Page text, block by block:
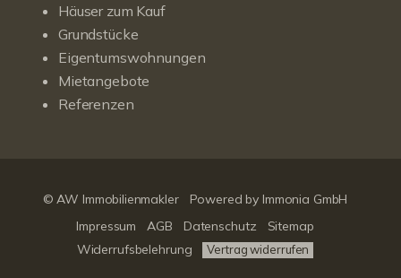
Häuser zum Kauf
Grundstücke
Eigentumswohnungen
Mietangebote
Referenzen
© AW Immobilienmakler
Powered by Immonia GmbH
Impressum
AGB Datenschutz
Sitemap
Widerrufsbelehrung
Vertrag widerrufen